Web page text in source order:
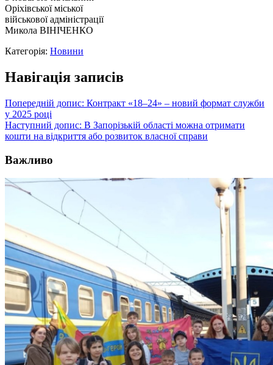
Оріхівської міської
військової адміністрації
Микола ВІНІЧЕНКО
Категорія: Новини
Навігація записів
Попередній допис: Контракт «18–24» – новий формат служби
у 2025 році
Наступний допис: В Запорізькій області можна отримати
кошти на відкриття або розвиток власної справи
Важливо